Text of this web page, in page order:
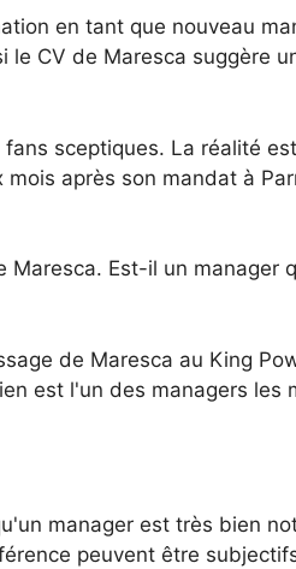
en tant que nouveau
CV de Maresca suggère
sceptiques. La réalité
après son mandat à
Est-il un manager
de Maresca au King
est l'un des managers les
manager est très bien
peuvent être